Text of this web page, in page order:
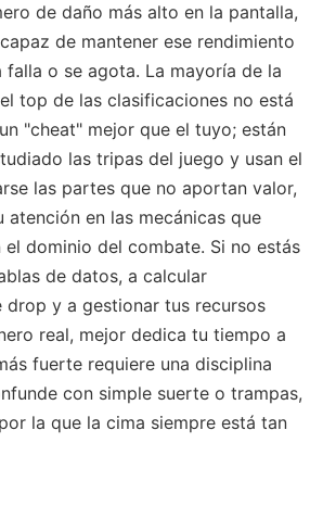
de daño más alto en la pantalla,
de mantener ese rendimiento
falla o se agota. La mayoría de la
top de las clasificaciones no está
"cheat" mejor que el tuyo; están
las tripas del juego y usan el
las partes que no aportan valor,
en las mecánicas que
el dominio del combate. Si no estás
de datos, a calcular
drop y a gestionar tus recursos
real, mejor dedica tu tiempo a
fuerte requiere una disciplina
con simple suerte o trampas,
la que la cima siempre está tan